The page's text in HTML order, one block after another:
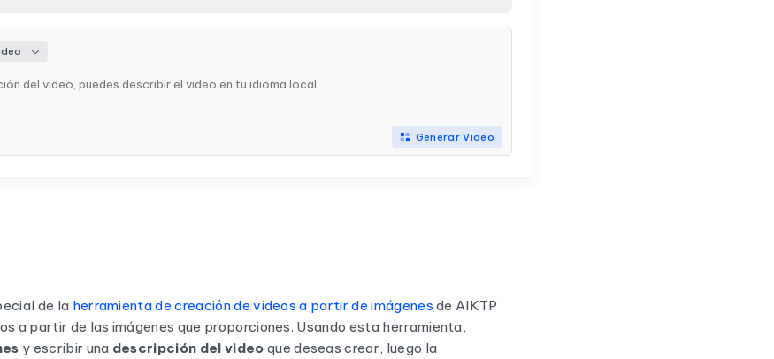
Generar Video
de la herramienta de creación de videos a partir de imágenes de AIKTP
a partir de las imágenes que proporciones. Usando esta herramienta,
y escribir una descripción del video que deseas crear, luego la